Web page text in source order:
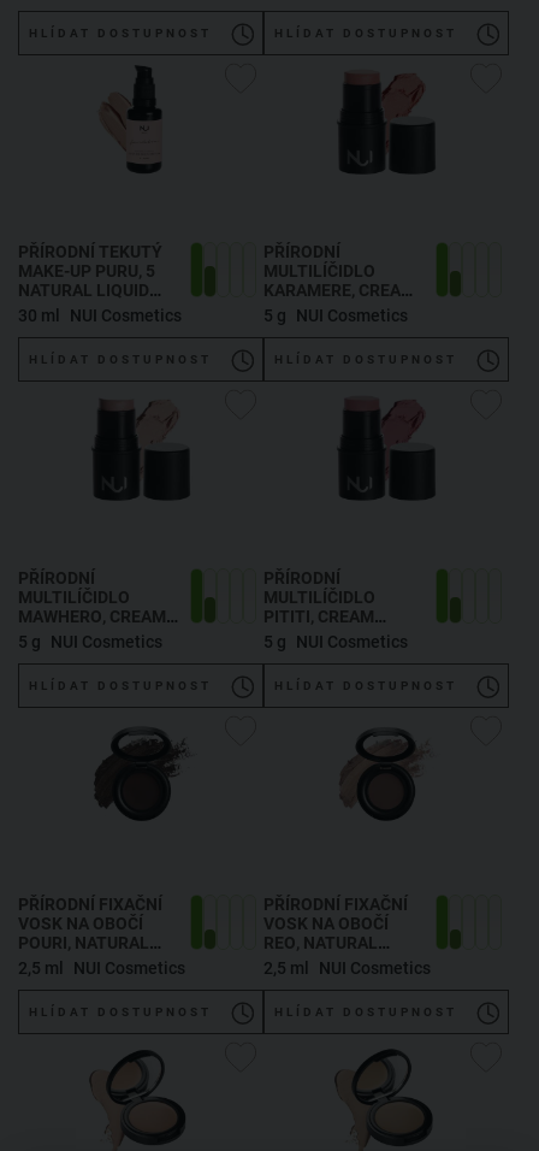
HLÍDAT DOSTUPNOST HLÍDAT DOSTUPNOST
PŘÍRODNÍ TEKUTÝ
MAKE-UP PURU , 5
NATURAL LIQUID
FOUNDATION PURU
30 ml NUI Cosmetics
HLÍDAT DOSTUPNOST
PŘÍRODNÍ
MULTILÍČIDLO
KARAMERE , CREAM
BLUSH FOR CHEEK,
EYES & LIPS
KARAMERE 5 G
5 g NUI Cosmetics
HLÍDAT DOSTUPNOST
PŘÍRODNÍ
MULTILÍČIDLO
MAWHERO , CREAM
BLUSH FOR CHEEK,
EYES & LIPS
MAWHERO 5 G
5 g NUI Cosmetics
HLÍDAT DOSTUPNOST
PŘÍRODNÍ
MULTILÍČIDLO
PITITI , CREAM
BLUSH FOR CHEEK,
EYES & LIPS PITITI 5
5 g NUI Cosmetics
HLÍDAT DOSTUPNOST
PŘÍRODNÍ FIXAČNÍ
VOSK NA OBOČÍ
POURI , NATURAL
BROW SCULPT
POURI 2,5 ML
2,5 ml NUI Cosmetics
HLÍDAT DOSTUPNOST
PŘÍRODNÍ FIXAČNÍ
VOSK NA OBOČÍ
REO , NATURAL
BROW SCULPT REO
2,5 ML
2,5 ml NUI Cosmetics
HLÍDAT DOSTUPNOST